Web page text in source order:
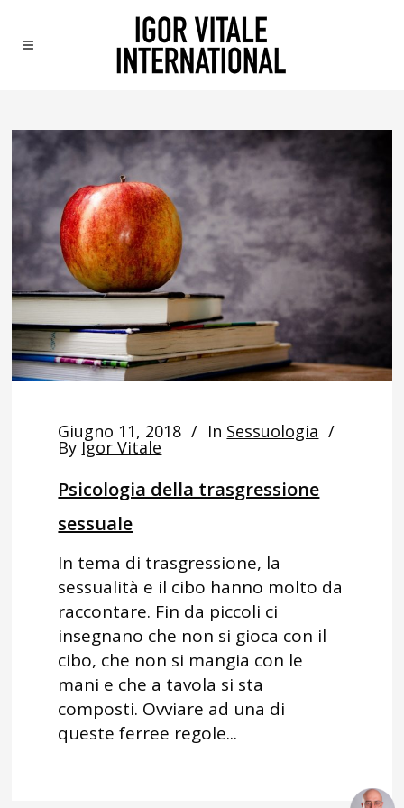
Giugno 11, 2018 In Sessuologia
By Igor Vitale
Psicologia della trasgressione
sessuale
In tema di trasgressione, la
sessualità e il cibo hanno molto da
raccontare. Fin da piccoli ci
insegnano che non si gioca con il
cibo, che non si mangia con le
mani e che a tavola si sta
composti. Ovviare ad una di
queste ferree regole...